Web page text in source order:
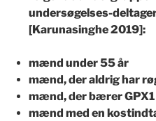
undersøgelses-
[Karunasinghe 2019]:
mænd under 55 år
mænd, der aldrig har
mænd, der bærer
mænd med en